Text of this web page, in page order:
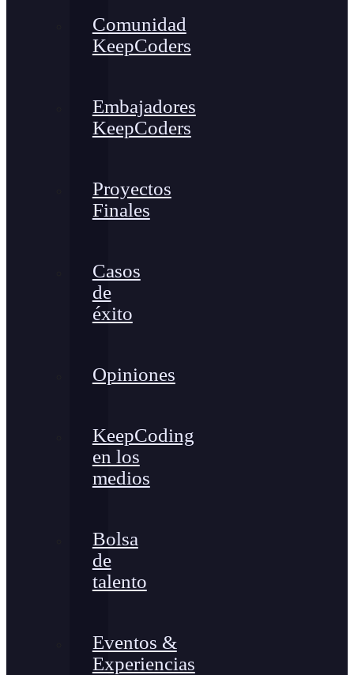
Comunidad
KeepCoders
Embajadores
KeepCoders
Proyectos
Finales
Casos
de
éxito
Opiniones
KeepCoding
en los
medios
Bolsa
de
talento
Eventos &
Experiencias